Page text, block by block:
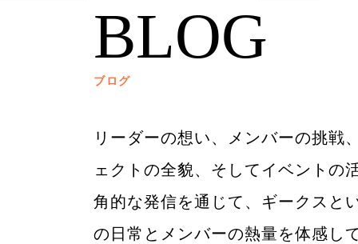
ブログ
BLOG
リーダーの想い、メンバーの挑戦
ェクトの全貌、そしてイベントの
角的な発信を通じて、ギークスと
の日常とメンバーの熱量を体感し